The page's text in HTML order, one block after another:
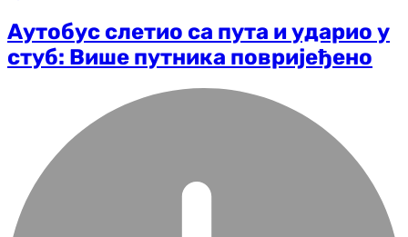
Аутобус слетио са пута и ударио у
стуб: Више путника повријеђено